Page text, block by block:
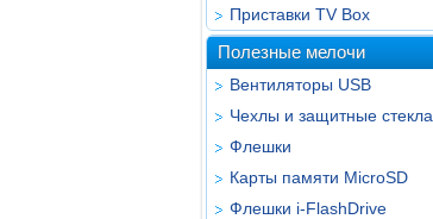
Приставки TV Box
Полезные мелочи
Вентиляторы USB
Чехлы и защитные стекла
Флешки
Карты памяти MicroSD
Флешки i-FlashDrive